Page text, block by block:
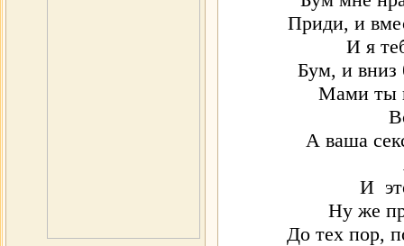
Приди, и
И я
Бум, и вниз
Мами ты
А ваша
И
Ну же
До тех пор,